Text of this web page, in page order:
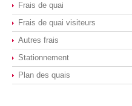
Frais de quai
Frais de quai visiteurs
Autres frais
Stationnement
Plan des quais